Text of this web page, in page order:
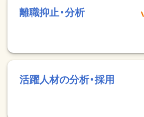
離職抑止・分析
活躍人材の分析・採用